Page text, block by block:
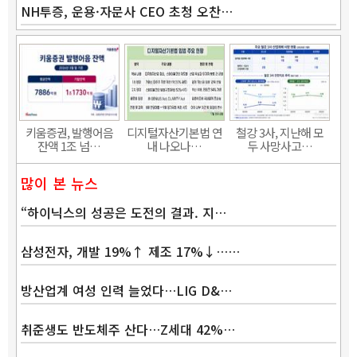
NH투증, 운용·자문사 CEO 초청 오찬…
키움증권, 발행어음
잔액 1조 넘…
디지털자산기본법 연
내 나오나…
철강 3사, 지난해 모
두 사망사고…
많이 본 뉴스
“하이닉스의 성공은 도전의 결과. 지…
삼성전자, 개발 19%↑ 제조 17%↓……
방산업계 여성 인력 늘었다…LIG D&…
취준생도 반도체주 산다…Z세대 42%…